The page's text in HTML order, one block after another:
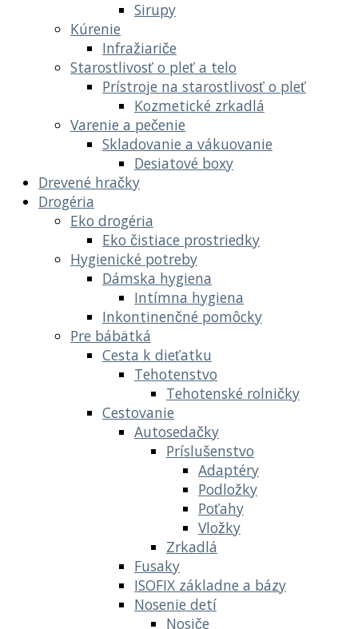
Sirupy
Kúrenie
Infražiariče
Starostlivosť o pleť a telo
Prístroje na starostlivosť o pleť
Kozmetické zrkadlá
Varenie a pečenie
Skladovanie a vákuovanie
Desiatové boxy
Drevené hračky
Drogéria
Eko drogéria
Eko čistiace prostriedky
Hygienické potreby
Dámska hygiena
Intímna hygiena
Inkontinenčné pomôcky
Pre bábätká
Cesta k dieťatku
Tehotenstvo
Tehotenské rolničky
Cestovanie
Autosedačky
Príslušenstvo
Adaptéry
Podložky
Poťahy
Vložky
Zrkadlá
Fusaky
ISOFIX základne a bázy
Nosenie detí
Nosiče